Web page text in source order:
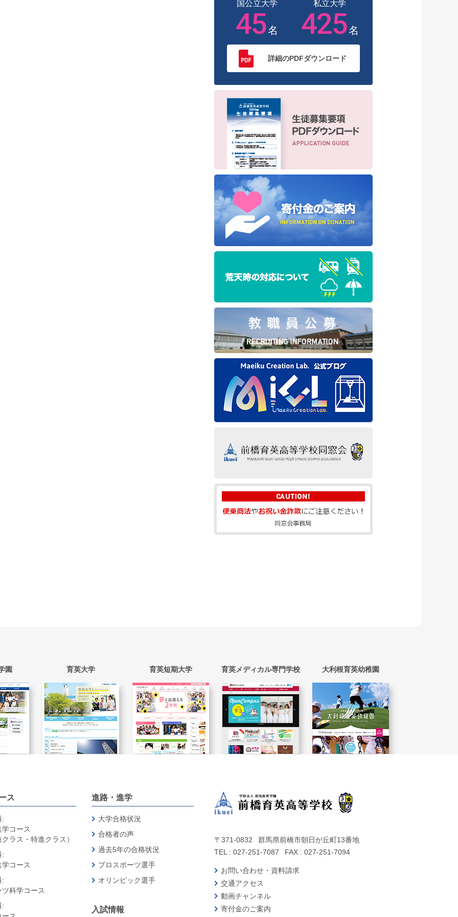
国公立大学 私立大学
45名 425名
詳細のPDFダウンロード
園 育英大学 育英短期大学 育英メディカル専門学校 大利根育英幼稚園
ス
:
コース
ラス・特進クラス）
:
コース
:
ツ科学コース
:
進路・進学
大学合格状況
合格者の声
過去5年の合格状況
プロスポーツ選手
オリンピック選手
入試情報
〒371-0832
群馬県前橋市朝日が丘町13番地
TEL : 027-251-7087
FAX : 027-251-7094
お問い合わせ・資料請求
交通アクセス
動画チャンネル
寄付金のご案内